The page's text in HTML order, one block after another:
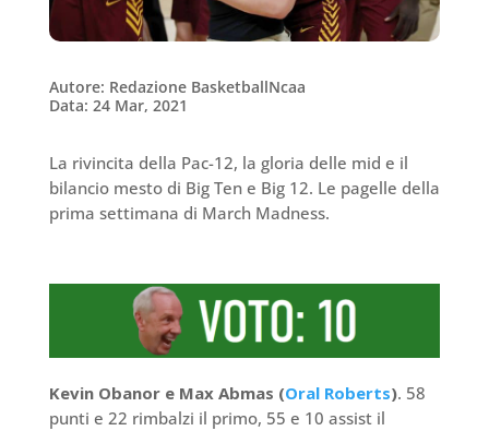
Autore: Redazione BasketballNcaa
Data: 24 Mar, 2021
La rivincita della Pac-12, la gloria delle mid e il
bilancio mesto di Big Ten e Big 12. Le pagelle della
prima settimana di March Madness.
Kevin Obanor e Max Abmas (Oral Roberts). 58
punti e 22 rimbalzi il primo, 55 e 10 assist il